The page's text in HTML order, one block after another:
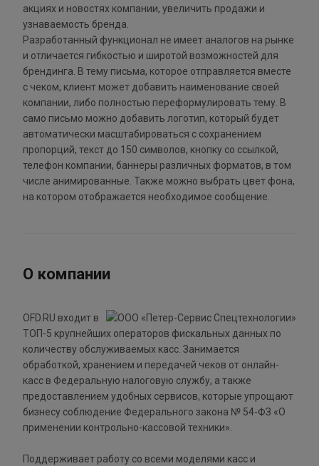
акциях и новостях компании, увеличить продажи и
узнаваемость бренда.
Разработанный функционал не имеет аналогов на рынке
и отличается гибкостью и широтой возможностей для
брендинга. В тему письма, которое отправляется вместе
с чеком, клиент может добавить наименование своей
компании, либо полностью переформулировать тему. В
само письмо можно добавить логотип, который будет
автоматически масштабироваться с сохранением
пропорций, текст до 150 символов, кнопку со ссылкой,
телефон компании, баннеры различных форматов, в том
числе анимированные. Также можно выбрать цвет фона,
на котором отображается необходимое сообщение.
О компании
OFD.RU входит в
ТОП-5 крупнейших операторов фискальных данных по
количеству обслуживаемых касс. Занимается
обработкой, хранением и передачей чеков от онлайн-
касс в Федеральную налоговую службу, а также
предоставлением удобных сервисов, которые упрощают
бизнесу соблюдение Федерального закона № 54-ФЗ «О
применении контрольно-кассовой техники».
Поддерживает работу со всеми моделями касс и